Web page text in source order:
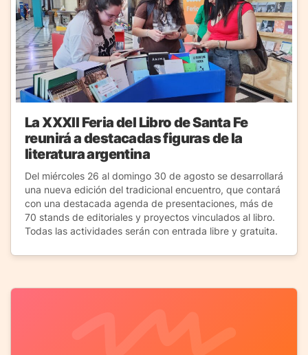
La XXXII Feria del Libro de Santa Fe
reunirá a destacadas figuras de la
literatura argentina
Del miércoles 26 al domingo 30 de agosto se desarrollará
una nueva edición del tradicional encuentro, que contará
con una destacada agenda de presentaciones, más de
70 stands de editoriales y proyectos vinculados al libro.
Todas las actividades serán con entrada libre y gratuita.